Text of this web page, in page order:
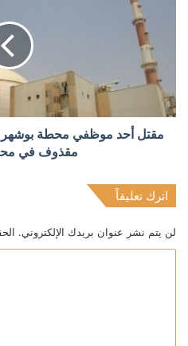
مقتل أحد موظفي محطة بوشهر
مقذوف في
اترك تعليقاً
لن يتم نشر عنوان بريدك الإلكتروني.